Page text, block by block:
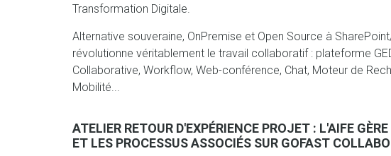
Transformation Digitale.
Alternative souveraine, OnPremise et Open Source à
révolutionne véritablement le travail collaboratif : plateforme
Collaborative, Workflow, Web-conférence, Chat, Moteur de
Mobilité...
ATELIER RETOUR D'EXPÉRIENCE PROJET : L'AIFE
ET LES PROCESSUS ASSOCIÉS SUR GOFAST